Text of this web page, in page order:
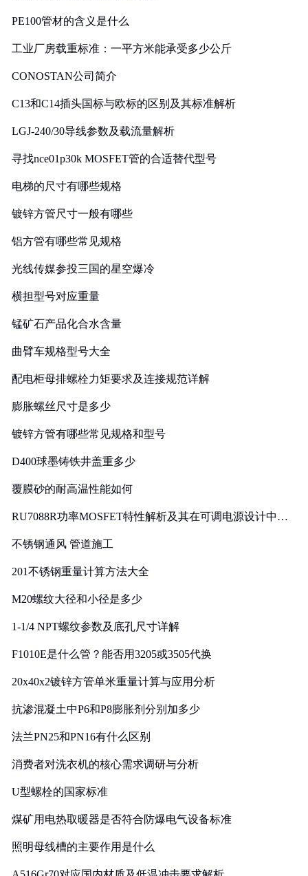
PE100管材的含义是什么
工业厂房载重标准：一平方米能承受多少公斤
CONOSTAN公司简介
C13和C14插头国标与欧标的区别及其标准解析
LGJ-240/30导线参数及载流量解析
寻找nce01p30k MOSFET管的合适替代型号
电梯的尺寸有哪些规格
镀锌方管尺寸一般有哪些
铝方管有哪些常见规格
光线传媒参投三国的星空爆冷
横担型号对应重量
锰矿石产品化合水含量
曲臂车规格型号大全
配电柜母排螺栓力矩要求及连接规范详解
膨胀螺丝尺寸是多少
镀锌方管有哪些常见规格和型号
D400球墨铸铁井盖重多少
覆膜砂的耐高温性能如何
RU7088R功率MOSFET特性解析及其在可调电源设计中的
不锈钢通风 管道施工
201不锈钢重量计算方法大全
M20螺纹大径和小径是多少
1-1/4 NPT螺纹参数及底孔尺寸详解
F1010E是什么管？能否用3205或3505代换
20x40x2镀锌方管单米重量计算与应用分析
抗渗混凝土中P6和P8膨胀剂分别加多少
法兰PN25和PN16有什么区别
消费者对洗衣机的核心需求调研与分析
U型螺栓的国家标准
煤矿用电热取暖器是否符合防爆电气设备标准
照明母线槽的主要作用是什么